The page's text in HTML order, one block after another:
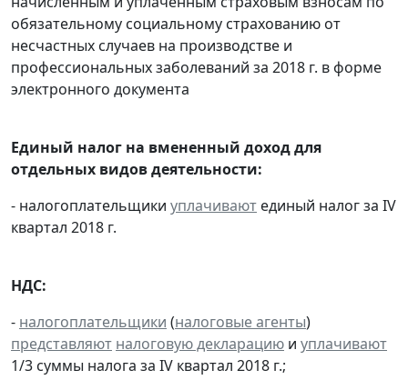
обязательному социальному страхованию от
несчастных случаев на производстве и
профессиональных заболеваний за 2018 г. в форме
электронного документа
Единый налог на вмененный доход для
отдельных видов деятельности:
- налогоплательщики уплачивают единый налог за IV
квартал 2018 г.
НДС:
- налогоплательщики (налоговые агенты)
представляют налоговую декларацию и уплачивают
1/3 суммы налога за IV квартал 2018 г.;